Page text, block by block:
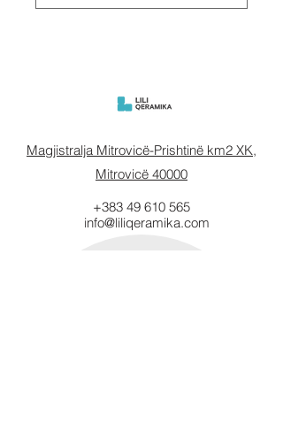
Magjistralja Mitrovicë-Prishtinë km2 XK,
Mitrovicë 40000
info@liliqeramika.com
+383 49 610 565